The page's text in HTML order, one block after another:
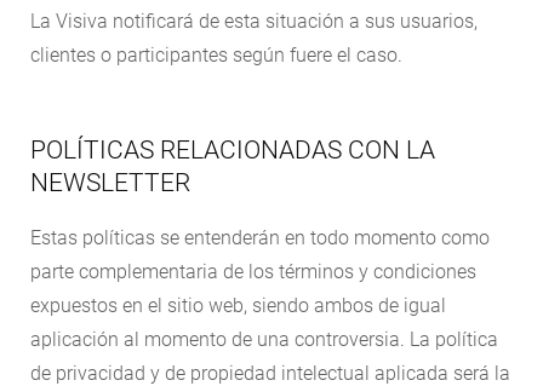
La Visiva notificará de esta situación a sus usuarios,
clientes o participantes según fuere el caso.
POLÍTICAS RELACIONADAS CON LA
NEWSLETTER
Estas políticas se entenderán en todo momento como
parte complementaria de los términos y condiciones
expuestos en el sitio web, siendo ambos de igual
aplicación al momento de una controversia. La política
de privacidad y de propiedad intelectual aplicada será la